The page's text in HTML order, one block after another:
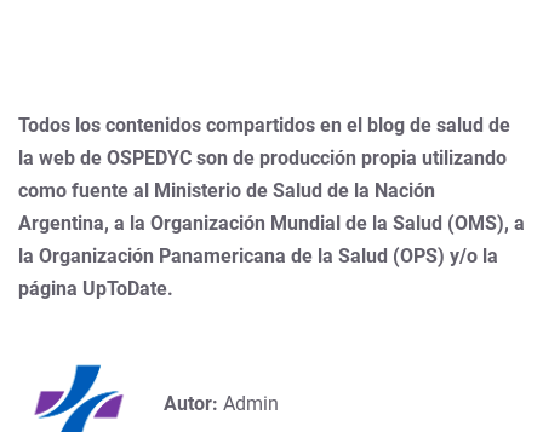
Todos los contenidos compartidos en el blog de salud de
la web de OSPEDYC son de producción propia utilizando
como fuente al Ministerio de Salud de la Nación
Argentina, a la Organización Mundial de la Salud (OMS), a
la Organización Panamericana de la Salud (OPS) y/o la
página UpToDate.
Autor: Admin